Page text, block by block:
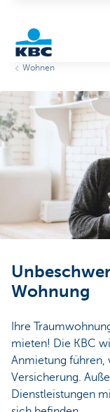
Particulieren
Wohnen
Wohnung
Ihre
mieten! Die KBC
Anmietung führen,
Versicherung.
Dienstleistungen